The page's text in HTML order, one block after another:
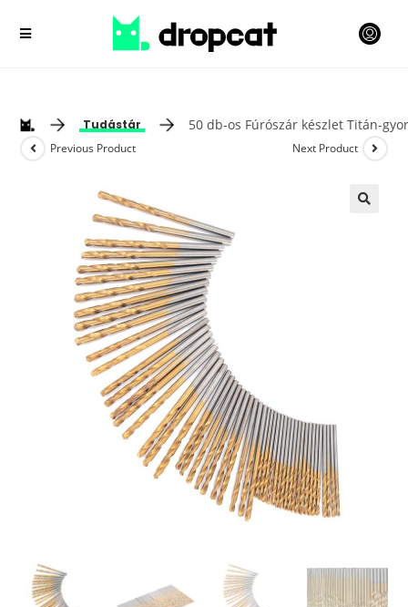
Tudástár 50 db-os Fúrószár készlet Titán-
Previous Product Next Product